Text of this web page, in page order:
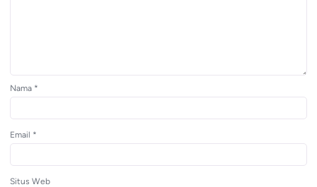
Nama *
Email *
Situs Web